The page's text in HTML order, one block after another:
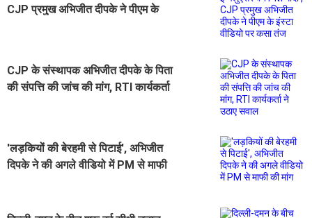
CJP प्रमुख अभिजीत दीपके ने पीएम के
CJP के संस्थापक अभिजीत दीपके के पिता
की संपत्ति की जांच की मांग, RTI कार्यकर्ता
'लड़कियों की बेरहमी से पिटाई', अभिजीत
दिपके ने की अगले वीडियो में PM से माफी